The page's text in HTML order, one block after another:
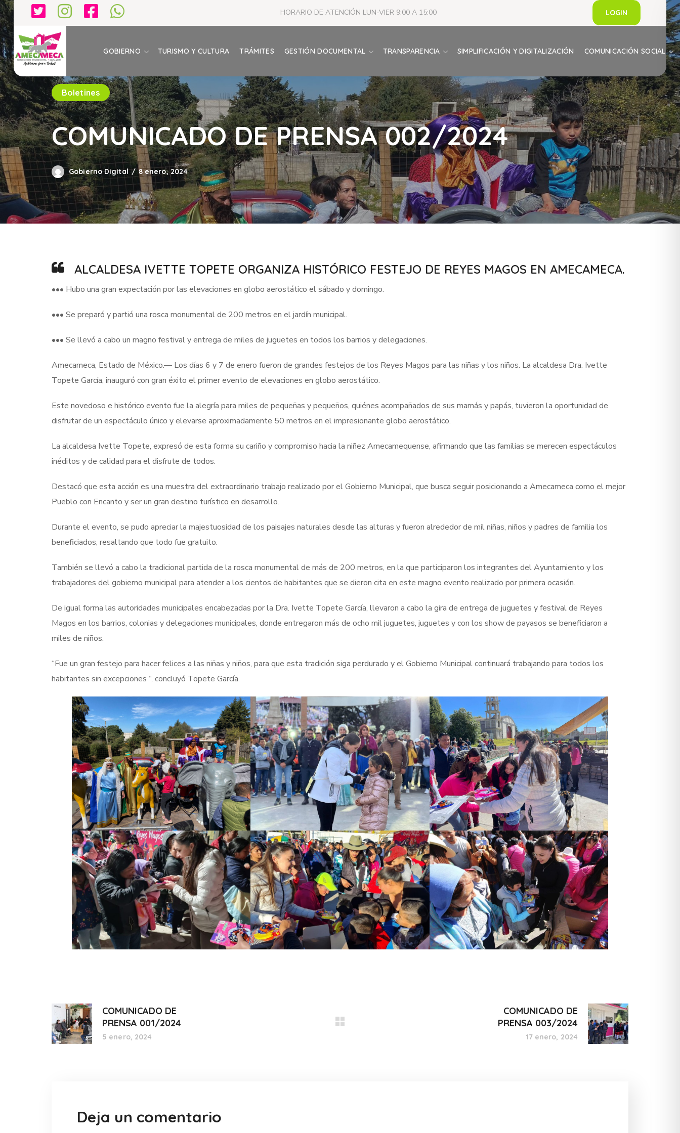
HORARIO DE ATENCIÓN LUN-VIER 9:00 A 15:00 LOGIN
GOBIERNO TURISMO Y CULTURA TRÁMITES GESTIÓN DOCUMENTAL TRANSPARENCIA SIMPLIFICACIÓN Y DIGITALIZACIÓN COMUNICACIÓN SOCIAL
Boletines
COMUNICADO DE PRENSA 002/2024
Gobierno Digital 8 enero, 2024
ALCALDESA IVETTE TOPETE ORGANIZA HISTÓRICO FESTEJO DE REYES MAGOS EN AMECAMECA.
••• Hubo una gran expectación por las elevaciones en globo aerostático el sábado y domingo.
••• Se preparó y partió una rosca monumental de 200 metros en el jardín municipal.
••• Se llevó a cabo un magno festival y entrega de miles de juguetes en todos los barrios y delegaciones.
Amecameca, Estado de México.— Los días 6 y 7 de enero fueron de grandes festejos de los Reyes Magos para las niñas y los niños. La alcaldesa Dra. Ivette
Topete García, inauguró con gran éxito el primer evento de elevaciones en globo aerostático.
Este novedoso e histórico evento fue la alegría para miles de pequeñas y pequeños, quiénes acompañados de sus mamás y papás, tuvieron la oportunidad de
disfrutar de un espectáculo único y elevarse aproximadamente 50 metros en el impresionante globo aerostático.
La alcaldesa Ivette Topete, expresó de esta forma su cariño y compromiso hacia la niñez Amecamequense, afirmando que las familias se merecen espectáculos
inéditos y de calidad para el disfrute de todos.
Destacó que esta acción es una muestra del extraordinario trabajo realizado por el Gobierno Municipal, que busca seguir posicionando a Amecameca como el mejor
Pueblo con Encanto y ser un gran destino turístico en desarrollo.
Durante el evento, se pudo apreciar la majestuosidad de los paisajes naturales desde las alturas y fueron alrededor de mil niñas, niños y padres de familia los
beneficiados, resaltando que todo fue gratuito.
También se llevó a cabo la tradicional partida de la rosca monumental de más de 200 metros, en la que participaron los integrantes del Ayuntamiento y los
trabajadores del gobierno municipal para atender a los cientos de habitantes que se dieron cita en este magno evento realizado por primera ocasión.
De igual forma las autoridades municipales encabezadas por la Dra. Ivette Topete García, llevaron a cabo la gira de entrega de juguetes y festival de Reyes
Magos en los barrios, colonias y delegaciones municipales, donde entregaron más de ocho mil juguetes, juguetes y con los show de payasos se beneficiaron a
miles de niños.
“Fue un gran festejo para hacer felices a las niñas y niños, para que esta tradición siga perdurado y el Gobierno Municipal continuará trabajando para todos los
habitantes sin excepciones “, concluyó Topete García.
COMUNICADO DE
PRENSA 001/2024
5 enero, 2024
COMUNICADO DE
PRENSA 003/2024
17 enero, 2024
Deja un comentario